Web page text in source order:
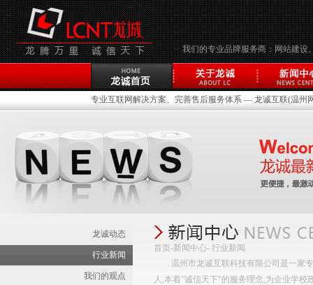
我们的专业品牌服务商：网站建设
专业互联网解决方案、完善售后服务体系 — 龙诚互联(温州
龙诚动态
行业新闻
我们的观点
首页-新闻中心- 行业新闻
温州市龙诚互联科技有限公司是一家
人,本着”诚信天下"的服务理念,为企业学